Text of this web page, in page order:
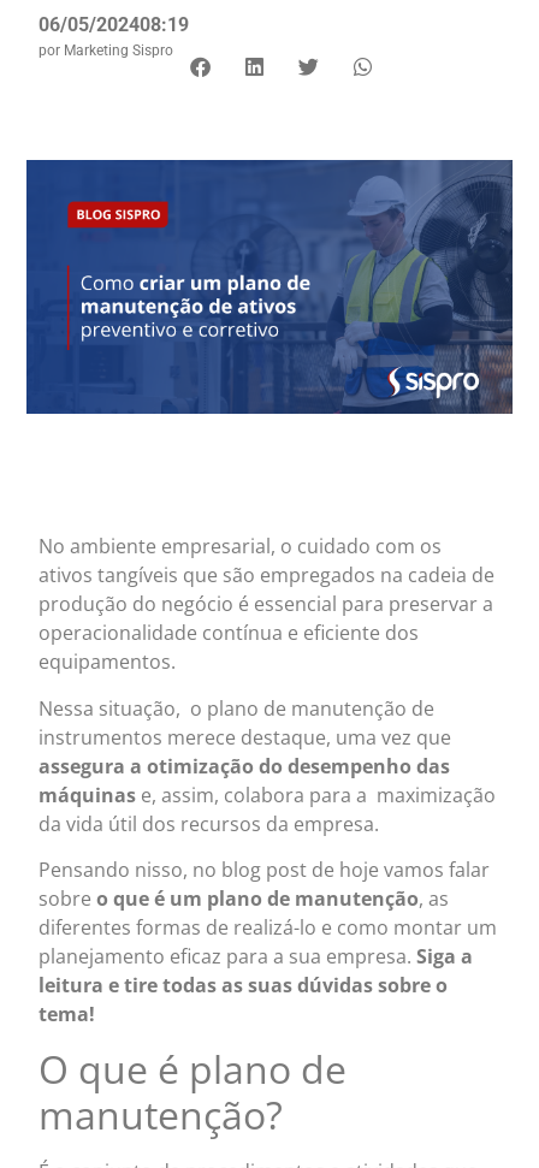
06/05/202408:19
por Marketing Sispro
No ambiente empresarial, o cuidado com os
ativos tangíveis que são empregados na cadeia de
produção do negócio é essencial para preservar a
operacionalidade contínua e eficiente dos
equipamentos.
Nessa situação, o plano de manutenção de
instrumentos merece destaque, uma vez que
assegura a otimização do desempenho das
máquinas e, assim, colabora para a maximização
da vida útil dos recursos da empresa.
Pensando nisso, no blog post de hoje vamos falar
sobreo que é um plano de manutenção, as
diferentes formas de realizá-lo e como montar um
planejamento eficaz para a sua empresa.Siga a
leitura e tire todas as suas dúvidas sobre o
tema!
O que é plano de
manutenção?